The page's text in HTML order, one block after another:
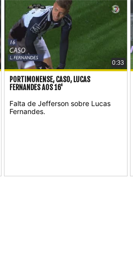
0:33
PORTIMONENSE, CASO, LUCAS
FERNANDES AOS 16'
Falta de Jefferson sobre Lucas
Fernandes.